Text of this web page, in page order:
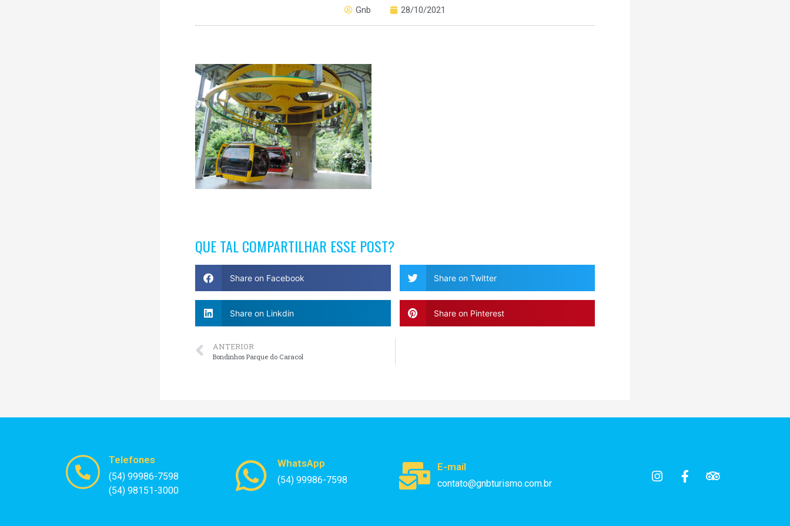
Gnb 28/10/2021
QUE TAL COMPARTILHAR ESSE POST?
Share on Facebook Share on Twitter
Share on Linkdin Share on Pinterest
ANTERIOR
Bondinhos Parque do Caracol
Telefones
(54) 99986-7598
(54) 98151-3000
WhatsApp
(54) 99986-7598
E-mail
contato@gnbturismo.com.br